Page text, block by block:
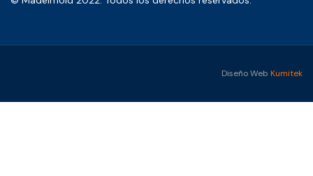
Diseño Web Kumitek